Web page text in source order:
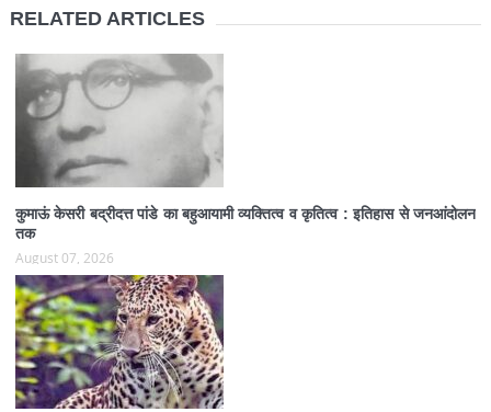
RELATED ARTICLES
कुमाऊं केसरी बद्रीदत्त पांडे का बहुआयामी व्यक्तित्व व कृतित्व : इतिहास से जनआंदोलन
तक
August 07, 2026